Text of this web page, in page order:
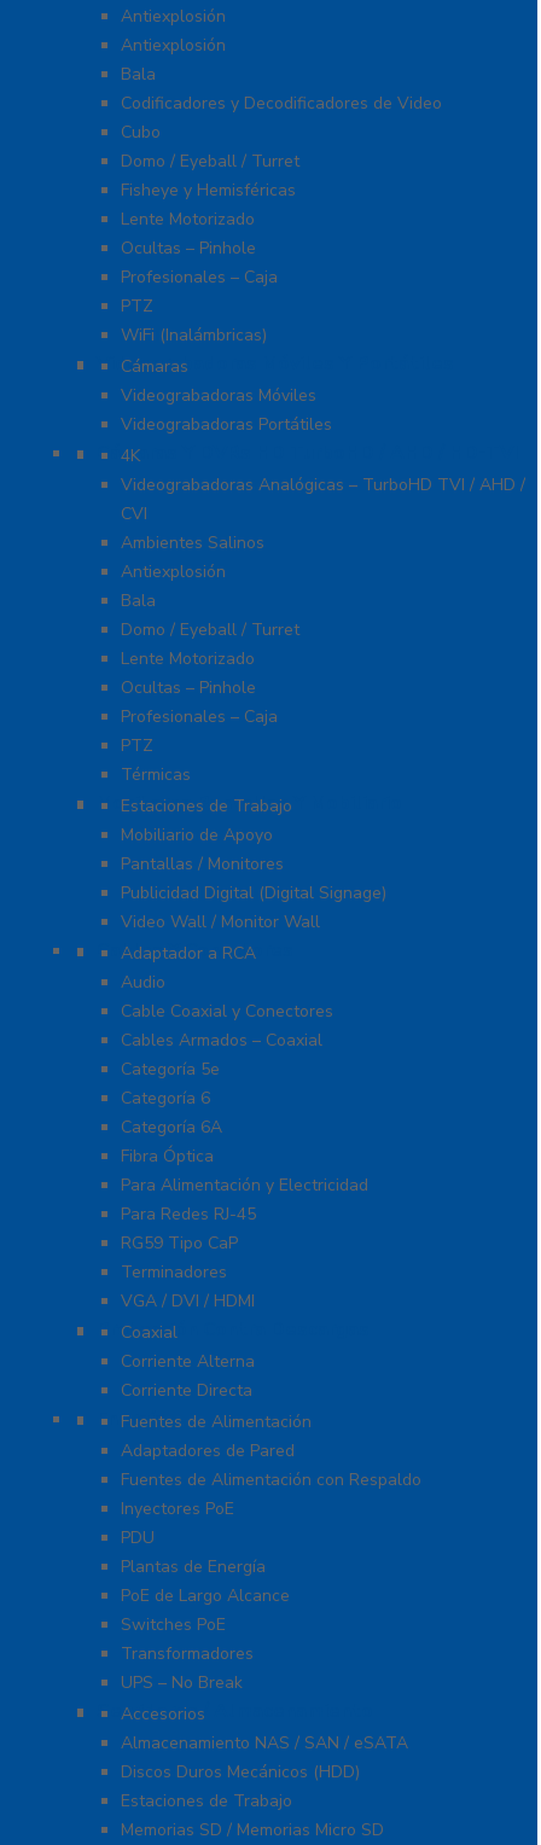
Antiexplosión
Antiexplosión
Bala
Codificadores y Decodificadores de Video
Cubo
Domo / Eyeball / Turret
Fisheye y Hemisféricas
Lente Motorizado
Ocultas – Pinhole
Profesionales – Caja
PTZ
WiFi (Inalámbricas)
Videograbadoras Móviles Y Portátiles
Cámaras
Videograbadoras Móviles
Videograbadoras Portátiles
Cámaras Y DVRs HD TurboHD / AHD / HD-TVI
4K
Videograbadoras Analógicas – TurboHD TVI / AHD /
CVI
Ambientes Salinos
Antiexplosión
Bala
Domo / Eyeball / Turret
Lente Motorizado
Ocultas – Pinhole
Profesionales – Caja
PTZ
Térmicas
Monitores Pantallas Y Mobiliario
Estaciones de Trabajo
Mobiliario de Apoyo
Pantallas / Monitores
Publicidad Digital (Digital Signage)
Video Wall / Monitor Wall
Cables Y Conectores
Adaptador a RCA
Audio
Cable Coaxial y Conectores
Cables Armados – Coaxial
Categoría 5e
Categoría 6
Categoría 6A
Fibra Óptica
Para Alimentación y Electricidad
Para Redes RJ-45
RG59 Tipo CaP
Terminadores
VGA / DVI / HDMI
Protección Contra Descargas
Coaxial
Corriente Alterna
Corriente Directa
Energía
Fuentes de Alimentación
Adaptadores de Pared
Fuentes de Alimentación con Respaldo
Inyectores PoE
PDU
Plantas de Energía
PoE de Largo Alcance
Switches PoE
Transformadores
UPS – No Break
Servidores / Almacenamiento
Accesorios
Almacenamiento NAS / SAN / eSATA
Discos Duros Mecánicos (HDD)
Estaciones de Trabajo
Memorias SD / Memorias Micro SD